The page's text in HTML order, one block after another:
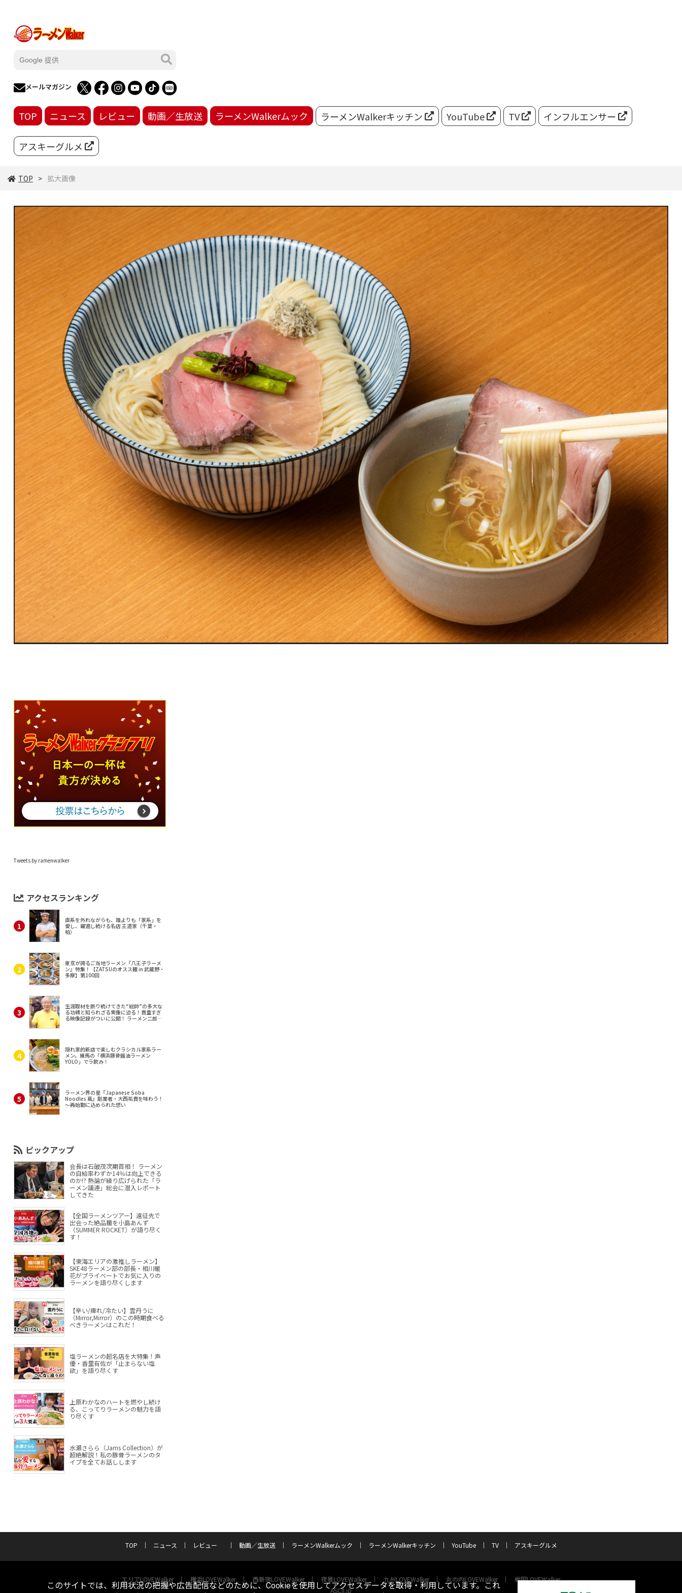
メールマガジン
TOP ニュース レビュー 動画／生放送 ラーメンWalkerムック ラーメンWalkerキッチン YouTube TV インフルエンサー
アスキーグルメ
TOP 拡大画像
Tweets by ramenwalker
アクセスランキング
直系を外れながらも、誰よりも「家系」を
愛し、躍進し続ける名店 王道家（千葉・
柏）
東京が誇るご当地ラーメン『八王子ラーメ
ン』特集！【ZATSUのオスス麺 in 武蔵野・
多摩】第100回
生涯取材を断り続けてきた“総帥”の多大な
る功績と知られざる実像に迫る！貴重すぎ
る映像記録がついに公開！ ラーメン二郎
隠れ家的新店で楽しむクラシカル家系ラー
メン。練馬の「横浜豚骨醤油ラーメン
YOLO」でラ飲み！
ラーメン界の星『Japanese Soba
Noodles 蔦』創業者・大西祐貴を味わう！
～再始動に込められた想い
ピックアップ
会長は石破茂次期首相！ ラーメン
の自給率わずか14％は向上できる
のか!? 熱論が繰り広げられた「ラ
ーメン議連」総会に潜入レポート
してきた
【全国ラーメンツアー】遠征先で
出会った絶品麺を小島あんず
（SUMMER ROCKET）が語り尽く
す！
【東海エリアの激推しラーメン】
SKE48ラーメン部の部長・相川暖
花がプライベートでお気に入りの
ラーメンを語り尽くします
【辛い/痺れ/冷たい】雲丹うに
（Mirror,Mirror）のこの時期食べる
べきラーメンはこれだ！
塩ラーメンの超名店を大特集！声
優・香里有佐が「止まらない塩
欲」を語り尽くす
上原わかなのハートを燃やし続け
る、こってりラーメンの魅力を語
り尽くす
水瀬さらら（Jams Collection）が
超絶解説！私の豚骨ラーメンのタ
イプを全てお話しします
TOP ニュース レビュー 動画／生放送 ラーメンWalkerムック ラーメンWalkerキッチン YouTube TV アスキーグルメ
エリアLOVEWalker 横浜LOVEWalker 西新宿LOVEWalker 夜景LOVEWalker 九州LOVEWalker 丸の内LOVEWalker
戦国LOVEWalker
ASCII.jp
このサイトでは、利用状況の把握や広告配信などのために、Cookieを使用してアクセスデータを取得・利用しています。これ